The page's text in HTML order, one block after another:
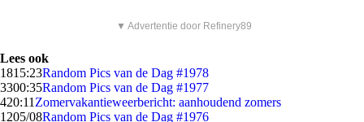
▼ Advertentie door Refinery89
Lees ook
1815:23Random Pics van de Dag #1978
3300:35Random Pics van de Dag #1977
420:11 Zomervakantieweerbericht: aanhoudend zomers
1205/08Random Pics van de Dag #1976